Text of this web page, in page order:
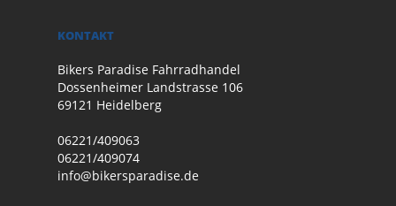
KONTAKT
Bikers Paradise Fahrradhandel
Dossenheimer Landstrasse 106
69121 Heidelberg
06221/409063
06221/409074
info@bikersparadise.de